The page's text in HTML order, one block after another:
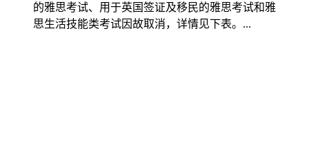
的雅思考试、用于英国签证及移民的雅思考试和雅
思生活技能类考试因故取消，详情见下表。...